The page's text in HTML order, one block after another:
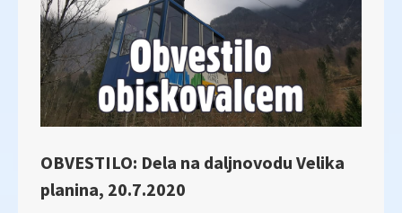
OBVESTILO: Dela na daljnovodu Velika
planina, 20.7.2020